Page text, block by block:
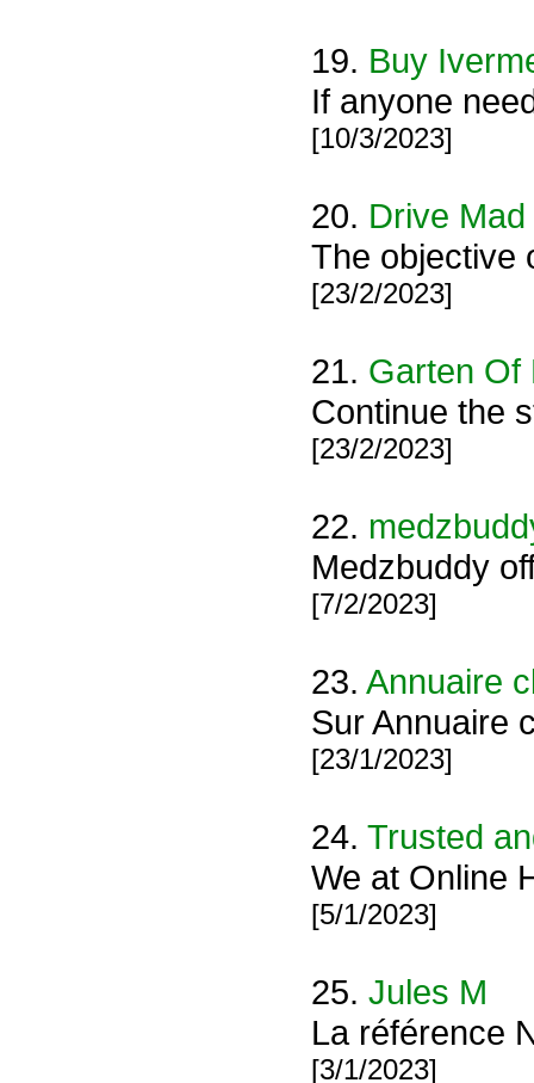
19. Buy
If anyone
[10/3/2023]
20. Drive Mad
The objective
[23/2/2023]
21. Garten Of
Continue the
[23/2/2023]
22.
Medzbuddy
[7/2/2023]
23. Annuaire
Sur Annuaire
[23/1/2023]
24. Trusted
We at Online
[5/1/2023]
25. Jules M
La référence
[3/1/2023]